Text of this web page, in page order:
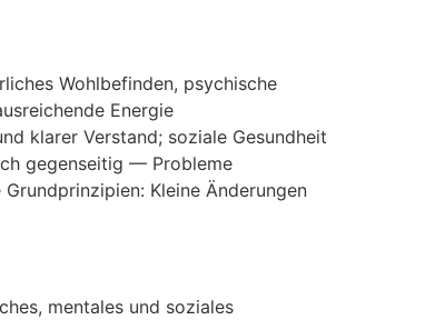
Wohlbefinden, psychische
Energie
klarer Verstand; soziale Gesundheit
gegenseitig — Probleme
K‬leine Änderungen
mentales u‬nd soziales